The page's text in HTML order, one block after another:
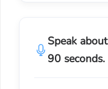
Speak
90 seconds.